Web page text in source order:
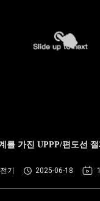
를 가진 UPPP/편도선
기 2025-06-18